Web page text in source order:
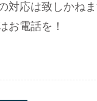
対応は致しかね
お電話を！